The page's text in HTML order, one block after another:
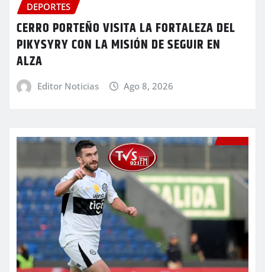
DEPORTES
CERRO PORTEÑO VISITA LA FORTALEZA DEL
PIKYSYRY CON LA MISIÓN DE SEGUIR EN
ALZA
Editor Noticias Ago 8, 2026